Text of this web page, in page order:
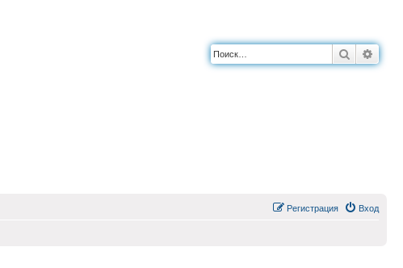
Поиск
Вход
Регистрация